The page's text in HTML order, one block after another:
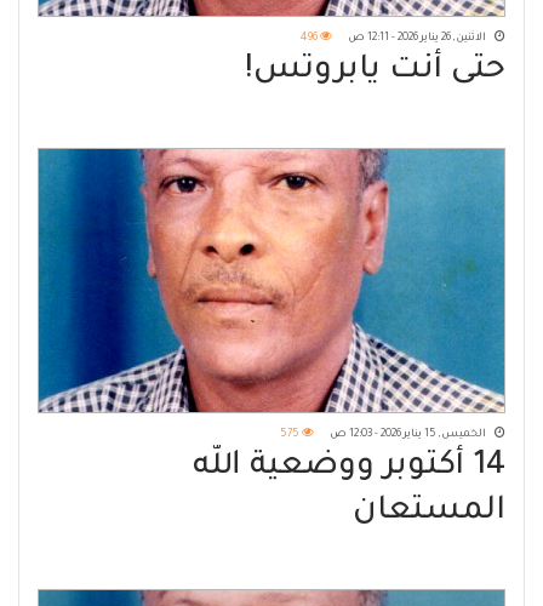
الاثنين, 26 يناير 2026 - 12:11 ص 496
حتى أنت يابروتس!
الخميس, 15 يناير 2026 - 12:03 ص 575
14 أكتوبر ووضعية الله
المستعان